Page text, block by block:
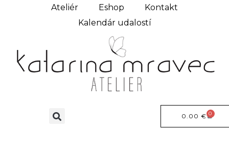
Ateliér Eshop
Kontakt
Kalendár udalostí
0.00 € 0